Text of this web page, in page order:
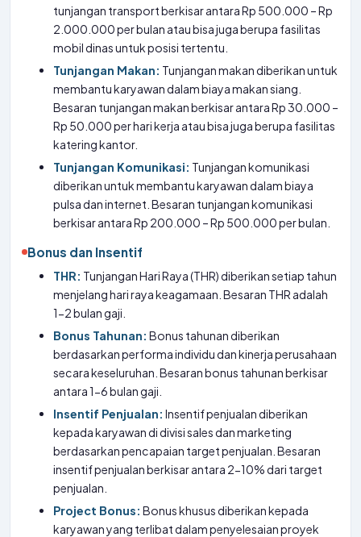
tunjangan transport berkisar antara Rp 500.000 – Rp
2.000.000 per bulan atau bisa juga berupa fasilitas
mobil dinas untuk posisi tertentu.
Tunjangan Makan: Tunjangan makan diberikan untuk
membantu karyawan dalam biaya makan siang.
Besaran tunjangan makan berkisar antara Rp 30.000 –
Rp 50.000 per hari kerja atau bisa juga berupa fasilitas
katering kantor.
Tunjangan Komunikasi: Tunjangan komunikasi
diberikan untuk membantu karyawan dalam biaya
pulsa dan internet. Besaran tunjangan komunikasi
berkisar antara Rp 200.000 – Rp 500.000 per bulan.
Bonus dan Insentif
THR: Tunjangan Hari Raya (THR) diberikan setiap tahun
menjelang hari raya keagamaan. Besaran THR adalah
1-2 bulan gaji.
Bonus Tahunan: Bonus tahunan diberikan
berdasarkan performa individu dan kinerja perusahaan
secara keseluruhan. Besaran bonus tahunan berkisar
antara 1-6 bulan gaji.
Insentif Penjualan: Insentif penjualan diberikan
kepada karyawan di divisi sales dan marketing
berdasarkan pencapaian target penjualan. Besaran
insentif penjualan berkisar antara 2-10% dari target
penjualan.
Project Bonus: Bonus khusus diberikan kepada
karyawan yang terlibat dalam penyelesaian proyek